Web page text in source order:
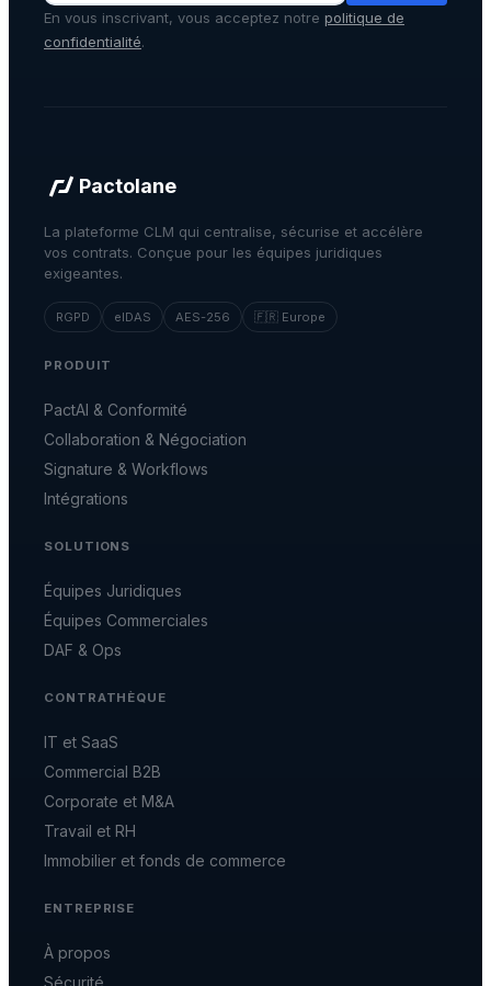
En vous inscrivant, vous acceptez notre politique de
confidentialité.
Pactolane
La plateforme CLM qui centralise, sécurise et accélère
vos contrats. Conçue pour les équipes juridiques
exigeantes.
RGPD eIDAS AES-256 🇫🇷 Europe
PRODUIT
PactAI & Conformité
Collaboration & Négociation
Signature & Workflows
Intégrations
SOLUTIONS
Équipes Juridiques
Équipes Commerciales
DAF & Ops
CONTRATHÈQUE
IT et SaaS
Commercial B2B
Corporate et M&A
Travail et RH
Immobilier et fonds de commerce
ENTREPRISE
À propos
Sécurité